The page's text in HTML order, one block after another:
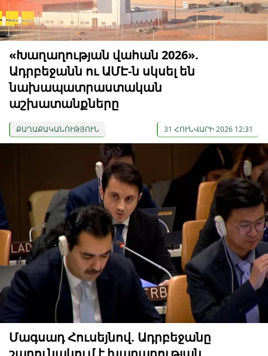
«Խաղաղության վահան 2026».
Ադրբեջանն ու ԱՄԷ-ն սկսել են
նախապատրաստական ​​
աշխատանքները
ՔԱՂԱՔԱԿԱՆՈՒԹՅՈՒՆ 31 ՀՈՒՆՎԱՐԻ 2026 12:31
Մագսադ Հուսեյնով. Ադրբեջանը